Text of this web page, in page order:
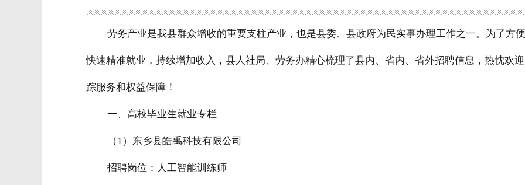
劳务产业是我县群众增收的重要支柱产业，也是县委、县政府为民实事办理工作之一。为了方
快速精准就业，持续增加收入，县人社局、劳务办精心梳理了县内、省内、省外招聘信息，热忱欢
踪服务和权益保障！
一、高校毕业生就业专栏
（1）东乡县皓禹科技有限公司
招聘岗位： 人工智能训练师